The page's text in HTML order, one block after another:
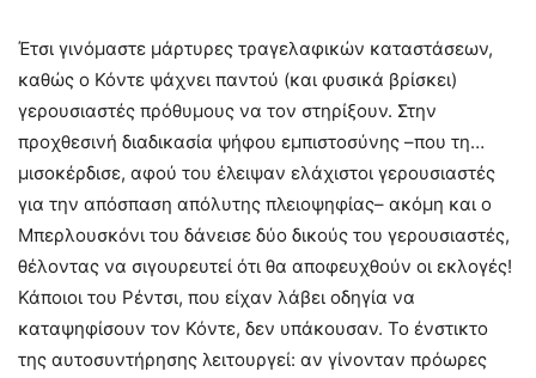
Έτσι γινόμαστε μάρτυρες τραγελαφικών καταστάσεων,
καθώς ο Κόντε ψάχνει παντού (και φυσικά βρίσκει)
γερουσιαστές πρόθυμους να τον στηρίξουν. Στην
προχθεσινή διαδικασία ψήφου εμπιστοσύνης –που τη…
μισοκέρδισε, αφού του έλειψαν ελάχιστοι γερουσιαστές
για την απόσπαση απόλυτης πλειοψηφίας– ακόμη και ο
Μπερλουσκόνι του δάνεισε δύο δικούς του γερουσιαστές,
θέλοντας να σιγουρευτεί ότι θα αποφευχθούν οι εκλογές!
Κάποιοι του Ρέντσι, που είχαν λάβει οδηγία να
καταψηφίσουν τον Κόντε, δεν υπάκουσαν. Το ένστικτο
της αυτοσυντήρησης λειτουργεί: αν γίνονταν πρόωρες